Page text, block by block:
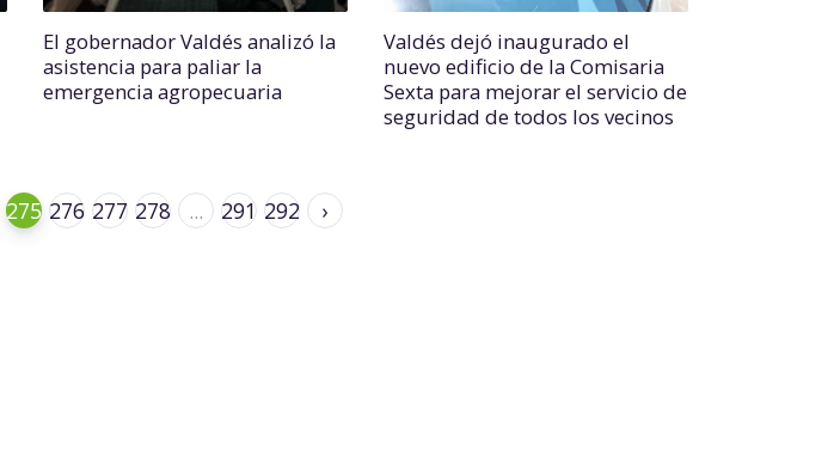
El gobernador Valdés analizó la
asistencia para paliar la
emergencia agropecuaria
Valdés dejó inaugurado el
nuevo edificio de la Comisaria
Sexta para mejorar el servicio de
seguridad de todos los vecinos
275 276 277 278 ... 291 292 ›